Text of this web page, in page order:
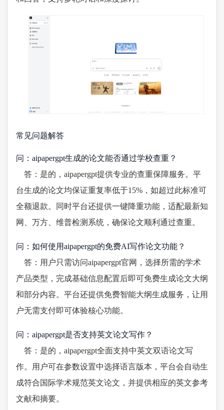
常见问题解答
问：aipapergpt生成的论文能否通过学校查重？
答：是的，aipapergpt提供专业的查重保障服务。平
台生成的论文均保证重复率低于15%，如超过此标准可
全额退款。同时平台还提供一键降重功能，适配最新知
网、万方、维普检测系统，确保论文顺利通过查重。
问：如何使用aipapergpt的免费AI写作论文功能？
答：用户只需访问aipapergpt官网，选择所需的学术
产品类型，完成基础信息配置后即可免费生成论文大纲
和部分内容。平台还提供免费智能大纲生成服务，让用
户无需支付即可体验核心功能。
问：aipapergpt是否支持英文论文写作？
答：是的，aipapergpt全面支持中英文双语论文写
作。用户可在参数设置中选择语言版本，平台会自动生
成符合国际学术规范英文论文，并提供相应的英文参考
文献和摘要。